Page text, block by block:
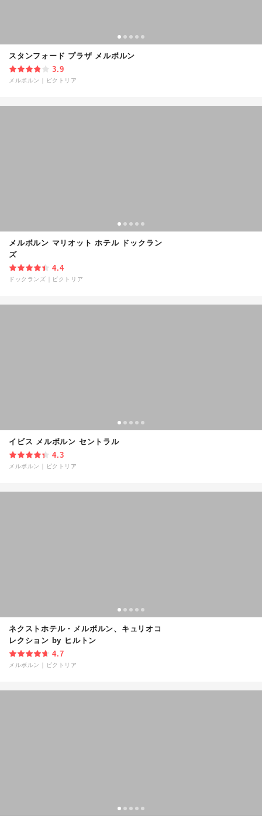
スタンフォード プラザ メルボルン
3.9
メルボルン ビクトリア
メルボルン マリオット ホテル ドックラン
ズ
4.4
ドックランズ ビクトリア
イビス メルボルン セントラル
4.3
メルボルン ビクトリア
ネクストホテル・メルボルン、キュリオコ
レクション by ヒルトン
4.7
メルボルン ビクトリア